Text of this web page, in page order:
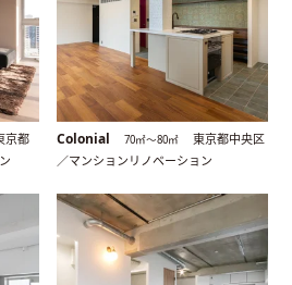
京都
Colonial 70㎡〜80㎡
東京都中央区
／マンションリノベーション